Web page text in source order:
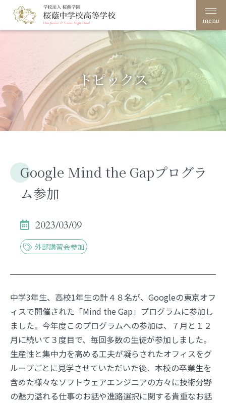
menu
桜蔭学園の教育
学校生活
入試案内
文化祭
創立100周年
在校生・保護者の方へ
アクセス
お問い合わせ
トピックス
Google Mind the Gapプログラ
ム参加
2023/03/09
外部講習会参加
中学3年生、高校1年生の計４８名が、Googleの東京オフ
ィスで開催された「Mind the Gap」プログラムに参加し
ました。今年度このプログラムへの参加は、７月と１２
月に続いて３度目で、毎回多数の生徒が参加しました。
生産性と集中力を高める工夫が凝らされたオフィスをグ
ループごとに見学させていただいた後、本校の卒業生を
含めた様々なソフトウェアエンジニアの方々に技術分野
の魅力溢れる仕事のお話や進路選択に関する貴重なお話